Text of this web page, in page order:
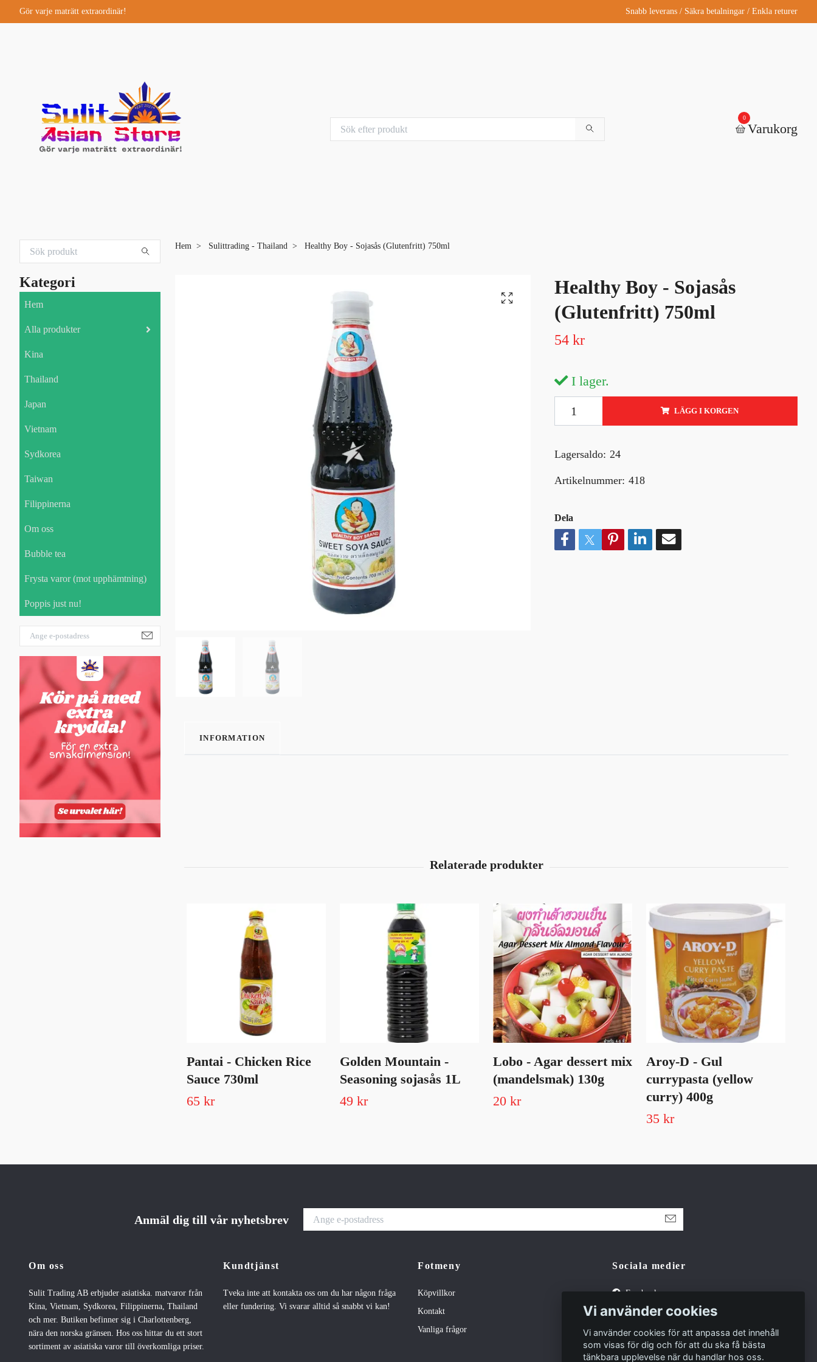
Gör varje maträtt extraordinär! Snabb leverans / Säkra betalningar / Enkla returer
0
Varukorg
Kategori
Hem
Alla produkter
Kina
Thailand
Japan
Vietnam
Sydkorea
Taiwan
Filippinerna
Om oss
Bubble tea
Frysta varor (mot upphämtning)
Poppis just nu!
Hem Sulittrading - Thailand Healthy Boy - Sojasås (Glutenfritt) 750ml
Healthy Boy - Sojasås
(Glutenfritt) 750ml
54 kr
I lager.
LÄGG I KORGEN
Lagersaldo: 24
Artikelnummer: 418
Dela
INFORMATION
Pantai - Chicken Rice
Sauce 730ml
65 kr
Golden Mountain -
Seasoning sojasås 1L
49 kr
Lobo - Agar dessert mix
(mandelsmak) 130g
20 kr
Aroy-D - Gul
currypasta (yellow
curry) 400g
35 kr
Anmäl dig till vår nyhetsbrev
Om oss
Sulit Trading AB erbjuder asiatiska. matvaror från
Kina, Vietnam, Sydkorea, Filippinerna, Thailand
och mer. Butiken befinner sig i Charlottenberg,
nära den norska gränsen. Hos oss hittar du ett stort
sortiment av asiatiska varor till överkomliga priser.
Kundtjänst
Tveka inte att kontakta oss om du har någon fråga
eller fundering. Vi svarar alltid så snabbt vi kan!
Fotmeny
Köpvillkor
Kontakt
Vanliga frågor
Sociala medier
Facebook
Tiktok
Vi använder cookies
Vi använder cookies för att anpassa det innehåll
som visas för dig och för att du ska få bästa
tänkbara upplevelse när du handlar hos oss.